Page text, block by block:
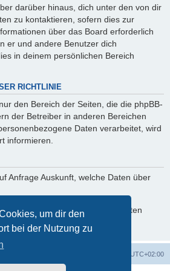
um dir den
bei der Nutzung zu
darüber hinaus, dich unter den von dir
zu kontaktieren, sofern dies zur
über das Board erforderlich
er und andere Benutzer dich
in deinem persönlichen Bereich
RICHTLINIE
den Bereich der Seiten, die die phpBB-
der Betreiber in anderen Bereichen
Daten verarbeitet, wird
informieren.
Anfrage Auskunft, welche Daten über
bzw. Sperrung deiner Daten
bitte den Betreiber.
UTC+02:00